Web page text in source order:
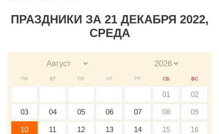
ПРАЗДНИКИ ЗА 21 ДЕКАБРЯ 2022,
СРЕДА
ПН ВТ СР ЧТ ПТ СБ ВС
01 02
03 04 05 06 07 08 09
10 11 12 13 14 15 16